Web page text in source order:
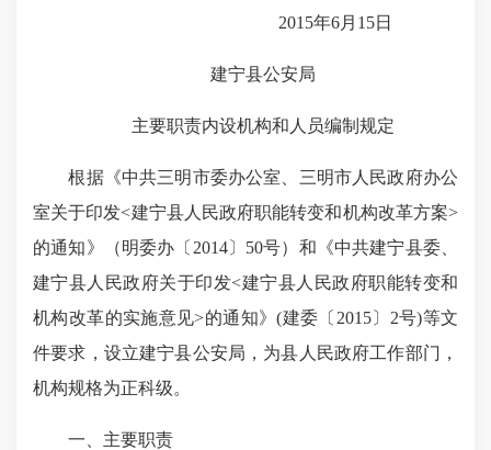
2015年6月 15日
建宁县公安局
主要职责内设机构和人员编制规定
根据《中共三明市委办公室、三明市人民政府办公
室关于印发<建宁县人民政府职能转变和机构改革方案>
的通知》（明委办〔 2014〕 50号）和《中共建宁县委、
建宁县人民政府关于印发<建宁县人民政府职能转变和
机构改革的实施意见>的通知》(建委〔 2015〕 2号)等文
件要求，设立建宁县公安局，为县人民政府工作部门，
机构规格为正科级。
一、主要职责